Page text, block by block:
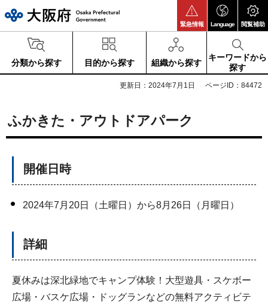
緊急情報 Language 閲覧補助
分類から探す 目的から探す 組織から探す
キーワードから
探す
更新日：2024年7月1日 ページID：84472
ふかきた・アウトドアパーク
開催日時
2024年7月20日（土曜日）から8月26日（月曜日）
詳細
夏休みは深北緑地でキャンプ体験！大型遊具・スケボー
広場・バスケ広場・ドッグランなどの無料アクティビテ